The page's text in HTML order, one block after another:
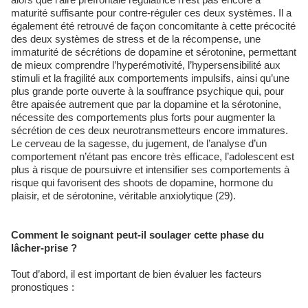
maturité suffisante pour contre-réguler ces deux systèmes. Il a
également été retrouvé de façon concomitante à cette précocité
des deux systèmes de stress et de la récompense, une
immaturité de sécrétions de dopamine et sérotonine, permettant
de mieux comprendre l’hyperémotivité, l’hypersensibilité aux
stimuli et la fragilité aux comportements impulsifs, ainsi qu’une
plus grande porte ouverte à la souffrance psychique qui, pour
être apaisée autrement que par la dopamine et la sérotonine,
nécessite des comportements plus forts pour augmenter la
sécrétion de ces deux neurotransmetteurs encore immatures.
Le cerveau de la sagesse, du jugement, de l’analyse d’un
comportement n’étant pas encore très efficace, l’adolescent est
plus à risque de poursuivre et intensifier ses comportements à
risque qui favorisent des shoots de dopamine, hormone du
plaisir, et de sérotonine, véritable anxiolytique (29).
Comment le soignant peut-il soulager cette phase du
lâcher-prise ?
Tout d’abord, il est important de bien évaluer les facteurs
pronostiques :